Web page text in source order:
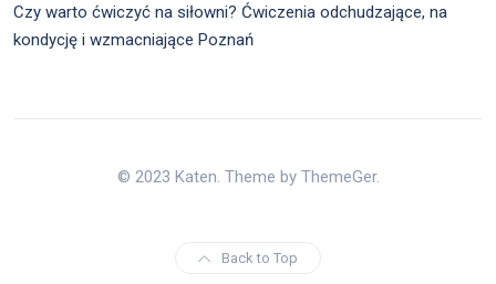
Czy warto ćwiczyć na siłowni? Ćwiczenia odchudzające, na
kondycję i wzmacniające Poznań
© 2023 Katen. Theme by ThemeGer.
Back to Top